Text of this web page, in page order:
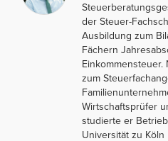
der Steuer-
Ausbildung zum
Fächern
zum
Wirtschaftsprüfer
studierte er
Universität zu